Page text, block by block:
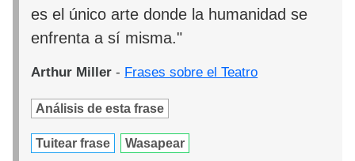
es el único arte donde la humanidad se
enfrenta a sí misma."
Arthur Miller - Frases sobre el Teatro
Análisis de esta frase
Tuitear frase Wasapear